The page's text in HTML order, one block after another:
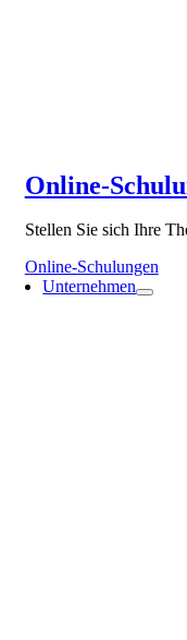
Online-
Stellen Sie sich Ihre
Online-Schulungen
Unternehmen